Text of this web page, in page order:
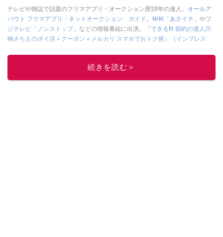
テレビや雑誌で話題のフリマアプリ・オークション歴20年の達人。 オールア
バウト フリマアプリ・ネットオークション ガイド 。 NHK「あさイチ」 やフ
ジテレビ「ノンストップ」 などの情報番組に出演。
『できるfit 節約の達人川
崎さちえのポイ活＋クーポン＋メルカリ スマホでおトク術』（インプレス
的に稼ぐ！』（翔泳社刊）
■経歴：2003年、夫が子育てをするために、突然会社を辞める。翌月からの
続きを読む＞